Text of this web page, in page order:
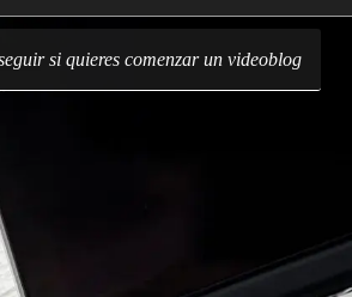
seguir si quieres comenzar un videoblog